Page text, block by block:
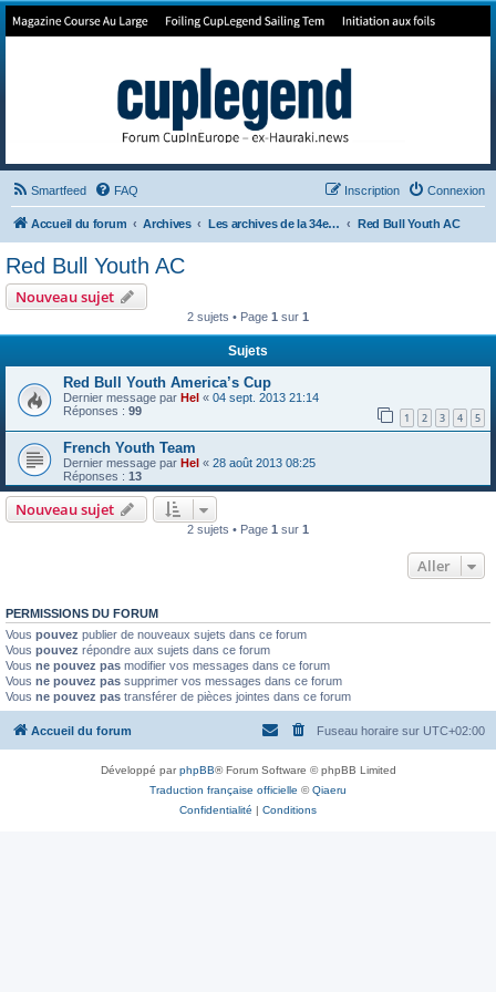
Forum de Cup In Europe
Smartfeed FAQ Connexion
Inscription
Accueil du forum Archives Les archives de la 34e America's Cup Red Bull Youth AC
Red Bull Youth AC
Nouveau sujet
2 sujets • Page 1 sur 1
Sujets
Red Bull Youth America’s Cup
Dernier message par Hel « 04 sept. 2013 21:14
Réponses : 99 1 2 3 4 5
French Youth Team
Dernier message par Hel « 28 août 2013 08:25
Réponses : 13
Nouveau sujet
2 sujets • Page 1 sur 1
Aller
PERMISSIONS DU FORUM
Vous pouvez publier de nouveaux sujets dans ce forum
Vous pouvez répondre aux sujets dans ce forum
Vous ne pouvez pas modifier vos messages dans ce forum
Vous ne pouvez pas supprimer vos messages dans ce forum
Vous ne pouvez pas transférer de pièces jointes dans ce forum
Accueil du forum Fuseau horaire sur UTC+02:00
Développé parphpBB® Forum Software © phpBB Limited
Traduction française officielle ©Qiaeru
Confidentialité | Conditions